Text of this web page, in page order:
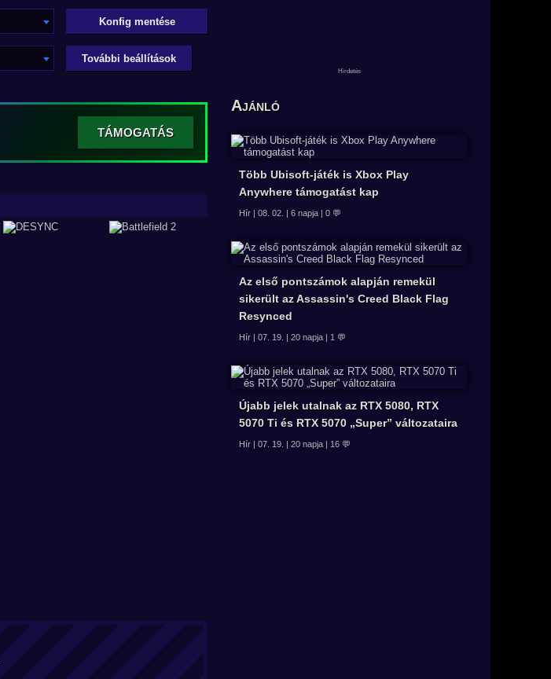
Konfig mentése
További beállítások
TÁMOGATÁS
Ajánló
Több Ubisoft-játék is Xbox Play
Anywhere támogatást kap
Hír | 08. 02. | 6 napja | 0 💬
Az első pontszámok alapján remekül
sikerült az Assassin's Creed Black Flag
Resynced
Hír | 07. 19. | 20 napja | 1 💬
Újabb jelek utalnak az RTX 5080, RTX
5070 Ti és RTX 5070 „Super” változataira
Hír | 07. 19. | 20 napja | 16 💬